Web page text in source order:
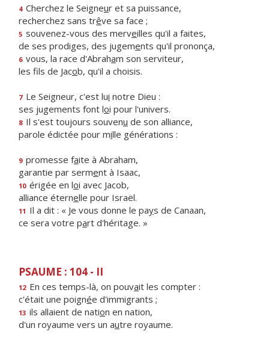
4 Cherchez le Seigneur et sa puissance,
recherchez sans trêve sa face ;
5 souvenez-vous des merveilles qu'il a faites,
de ses prodiges, des jugements qu'il prononça,
6 vous, la race d'Abraham son serviteur,
les fils de Jacob, qu'il a choisis.
7 Le Seigneur, c'est lui notre Dieu :
ses jugements font loi pour l'univers.
8 Il s'est toujours souvenu de son alliance,
parole édictée pour mille générations :
9 promesse faite à Abraham,
garantie par serment à Isaac,
10 érigée en loi avec Jacob,
alliance éternelle pour Israël.
11 Il a dit : « Je vous donne le pays de Canaan,
ce sera votre part d'héritage. »
PSAUME : 104 - II
12 En ces temps-là, on pouvait les compter :
c'était une poignée d'immigrants ;
13 ils allaient de nation en nation,
d'un royaume vers un autre royaume.